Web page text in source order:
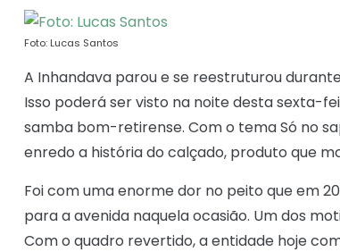
Foto: Lucas Santos
A Inhandava parou e se reestruturou
Isso poderá ser visto na noite desta sexta-
samba bom-retirense. Com o tema Só no
enredo a história do calçado, produto que
Foi com uma enorme dor no peito que em
para a avenida naquela ocasião. Um dos
Com o quadro revertido, a entidade hoje